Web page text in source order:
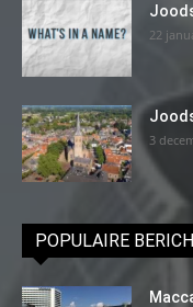
22
3
POPULAIRE